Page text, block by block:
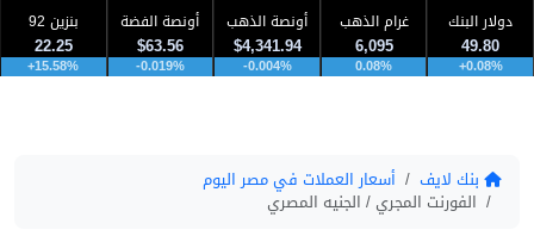
دولار البنك
49.80
+0.08%
غرام الذهب
6,095
0.08%
أونصة الذهب
$4,341.94
-0.004%
أونصة الفضة
$63.56
-0.019%
بنزين 92
22.25
+15.58%
بنك لايف أسعار العملات في مصر اليوم
الفورنت المجري / الجنيه المصري